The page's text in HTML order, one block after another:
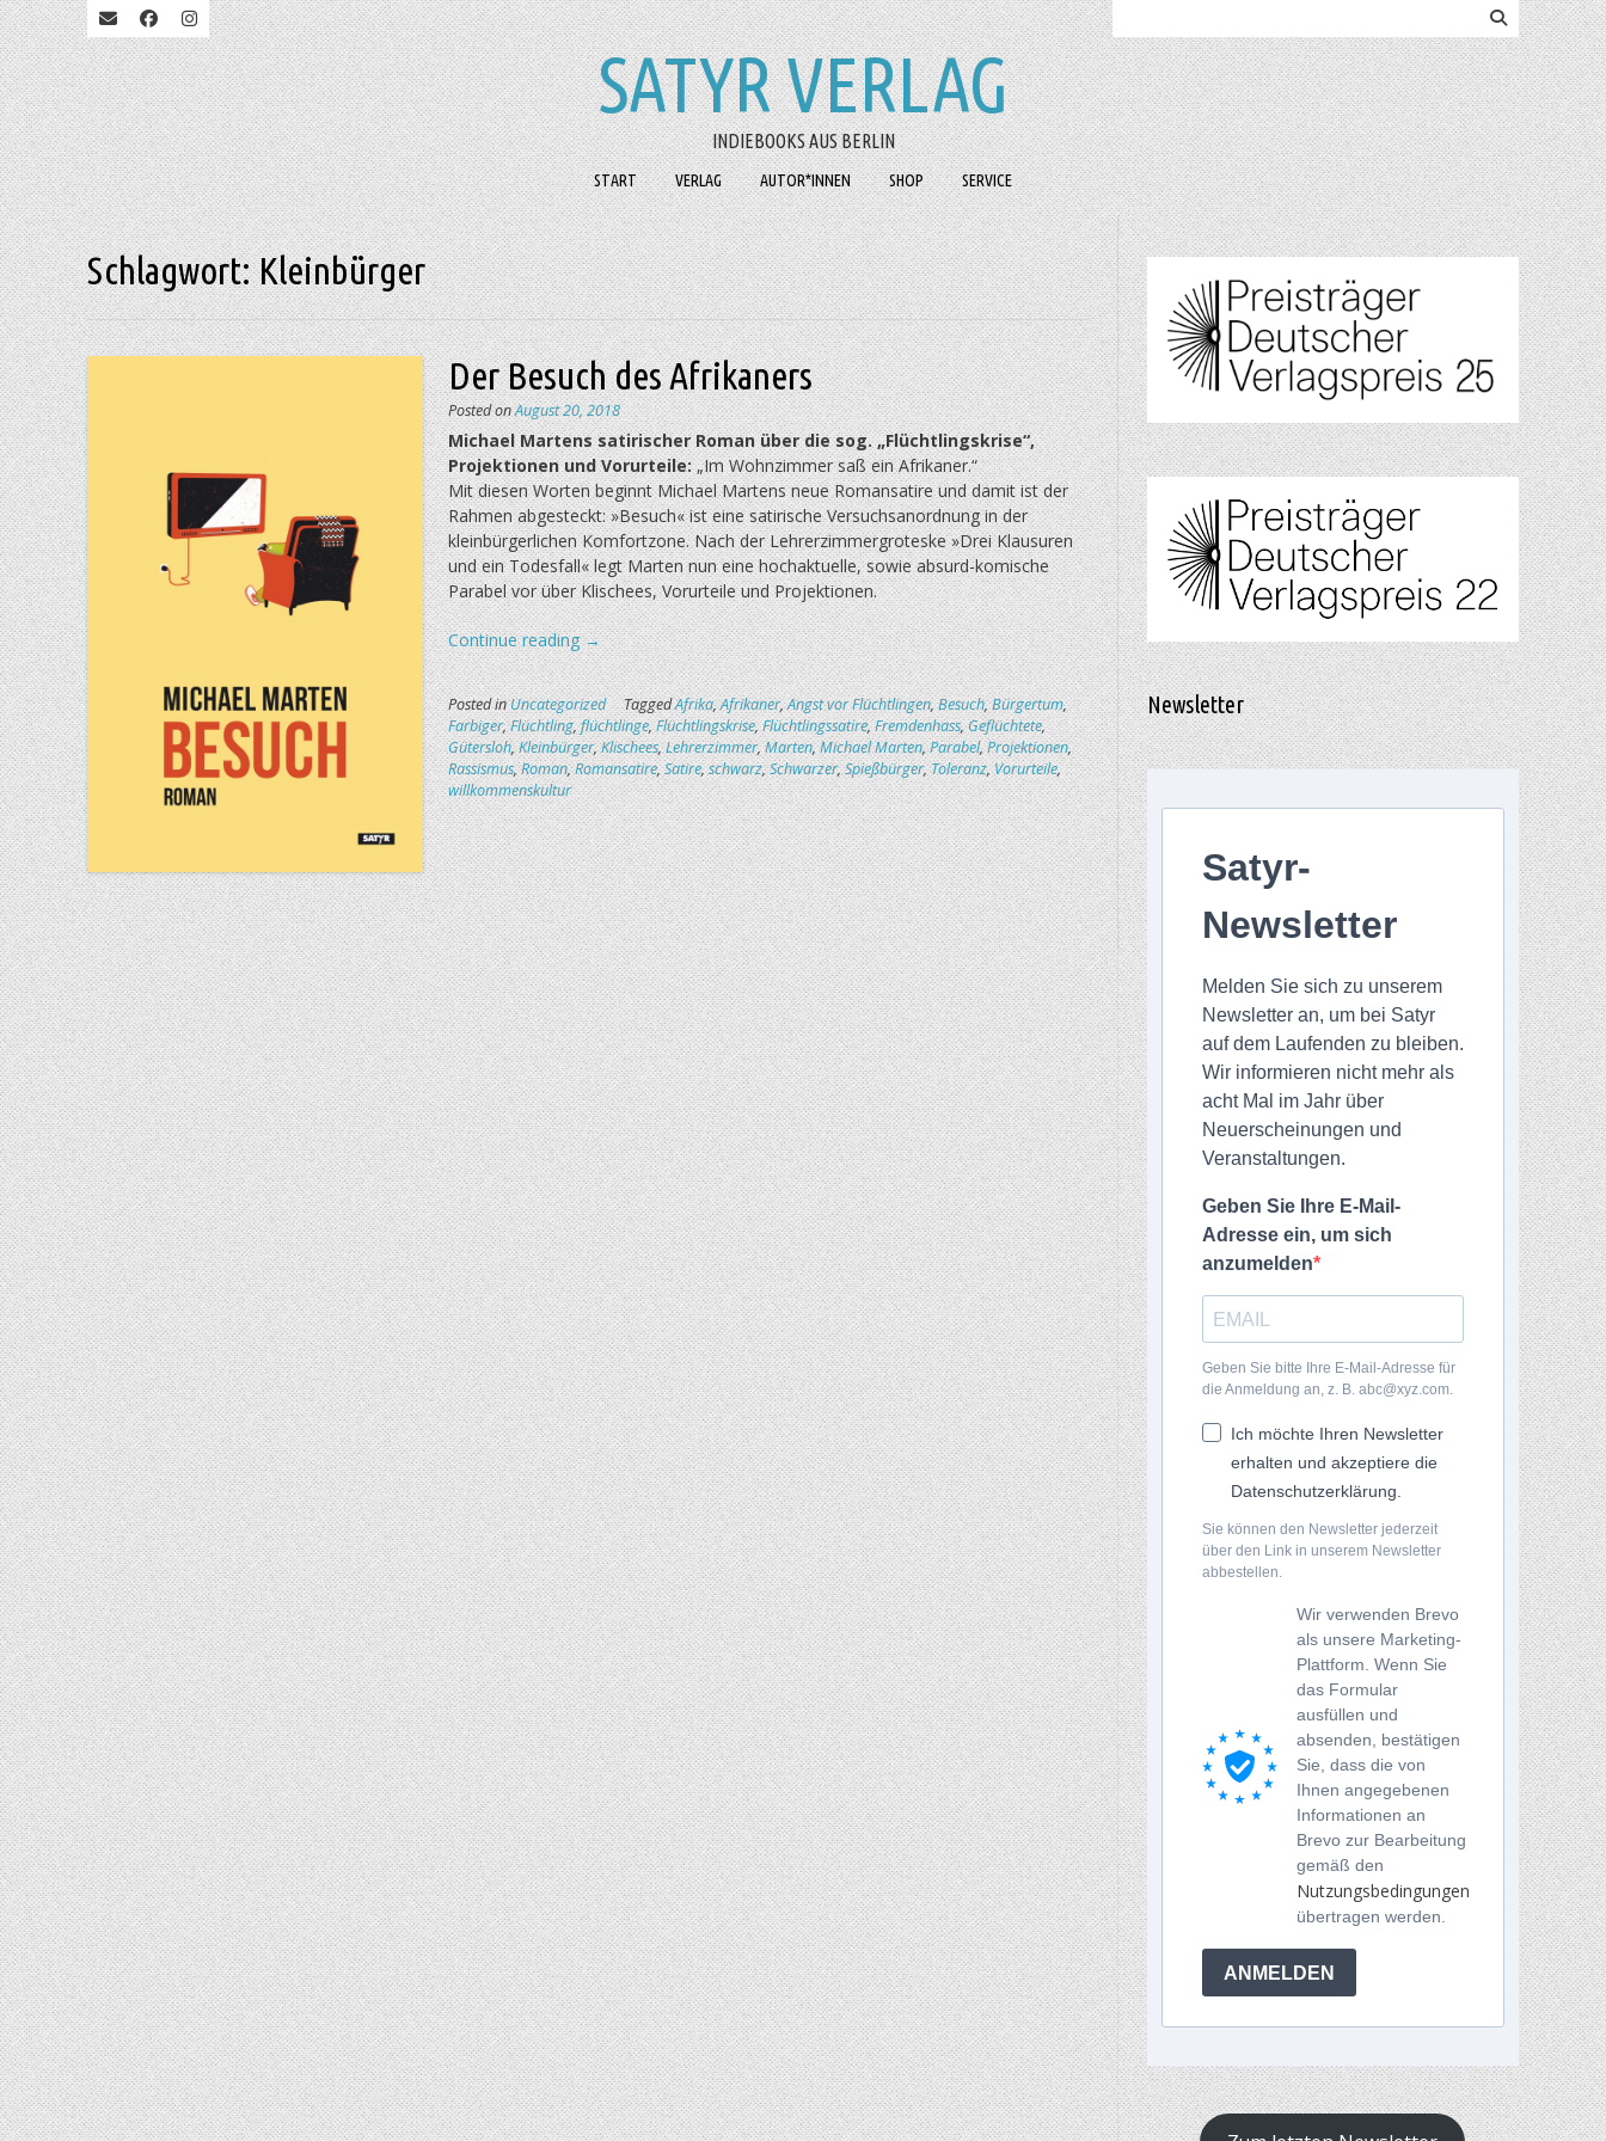
SATYR VERLAG
INDIEBOOKS AUS BERLIN
START VERLAG AUTOR*INNEN SHOP SERVICE
Schlagwort:Kleinbürger
Der Besuch des Afrikaners
Posted onAugust 20, 2018
Michael Martens satirischer Roman über die sog. „Flüchtlingskrise“,
Projektionen und Vorurteile:„Im Wohnzimmer saß ein Afrikaner.“
Mit diesen Worten beginnt Michael Martens neue Romansatire und damit ist der
Rahmen abgesteckt: »Besuch« ist eine satirische Versuchsanordnung in der
kleinbürgerlichen Komfortzone. Nach der Lehrerzimmergroteske »Drei Klausuren
und ein Todesfall« legt Marten nun eine hochaktuelle, sowie absurd-komische
Parabel vor über Klischees, Vorurteile und Projektionen.
Continue reading„Der
Besuch
des
Afrikaners“
→
Posted inUncategorized TaggedAfrika,Afrikaner,Angst vor Flüchtlingen,Besuch,Bürgertum,
Farbiger,Flüchtling,flüchtlinge,Flüchtlingskrise,Flüchtlingssatire,Fremdenhass,Geflüchtete,
Gütersloh,Kleinbürger,Klischees,Lehrerzimmer,Marten,Michael Marten,Parabel,Projektionen,
Rassismus,Roman,Romansatire,Satire,schwarz,Schwarzer,Spießbürger,Toleranz,Vorurteile,
willkommenskultur
Newsletter
Satyr-
Newsletter
Melden Sie sich zu unserem
Newsletter an, um bei Satyr
auf dem Laufenden zu bleiben.
Wir informieren nicht mehr als
acht Mal im Jahr über
Neuerscheinungen und
Veranstaltungen.
Geben Sie Ihre E-Mail-
Adresse ein, um sich
anzumelden
Geben Sie bitte Ihre E-Mail-Adresse für
die Anmeldung an, z. B. abc@xyz.com.
Ich möchte Ihren Newsletter
erhalten und akzeptiere die
Datenschutzerklärung.
Sie können den Newsletter jederzeit
über den Link in unserem Newsletter
abbestellen.
Wir verwenden Brevo
als unsere Marketing-
Plattform. Wenn Sie
das Formular
ausfüllen und
absenden, bestätigen
Sie, dass die von
Ihnen angegebenen
Informationen an
Brevo zur Bearbeitung
gemäß den
Nutzungsbedingungen
übertragen werden.
ANMELDEN